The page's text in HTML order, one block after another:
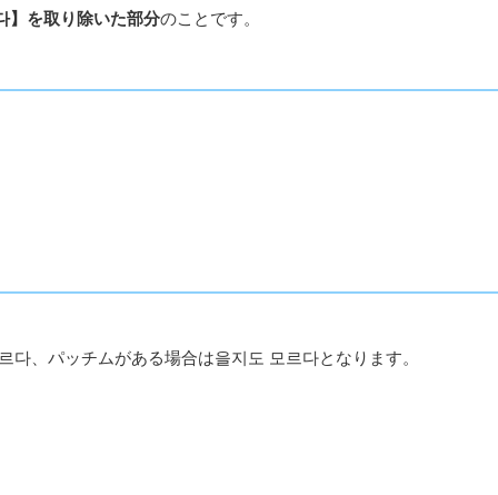
】を取り除いた部分のことです。
、パッチムがある場合は을지도 모르다となります。